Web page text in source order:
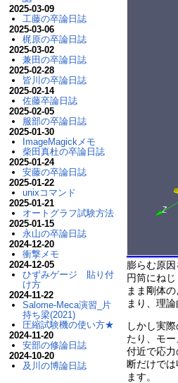
膨らむ原
円筒にね
まま剛体
まり、理
しかし実
たり、モ
付近で応
断だけで
ます。
2025-03-09
工藤の卒論日誌
2025-03-06
梶原の卒論日誌
2025-03-02
兼田の卒論日誌
2025-02-28
皆川の卒論日誌
2025-02-14
佐藤卒論日誌
2025-02-05
服部の卒論日誌
2025-01-30
ImageMagickメモ
柴田真杜の卒論日誌
2025-01-24
安藤の卒論日誌
2025-01-22
unixコマンド
2025-01-21
オートグラフ試験方法
2025-01-15
永山の卒論日誌
2024-12-20
衝撃メモ
2024-12-05
ひずみゲージ 貼り付
け方
2024-11-22
Salome-Meca演習_片
持ち梁(2021)
圧縮試験機の使い方★
2024-11-20
安部の修論日誌
2024-10-20
及川の博論日誌